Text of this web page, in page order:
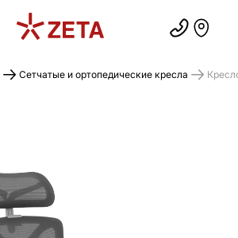
Сетчатые и ортопедические кресла